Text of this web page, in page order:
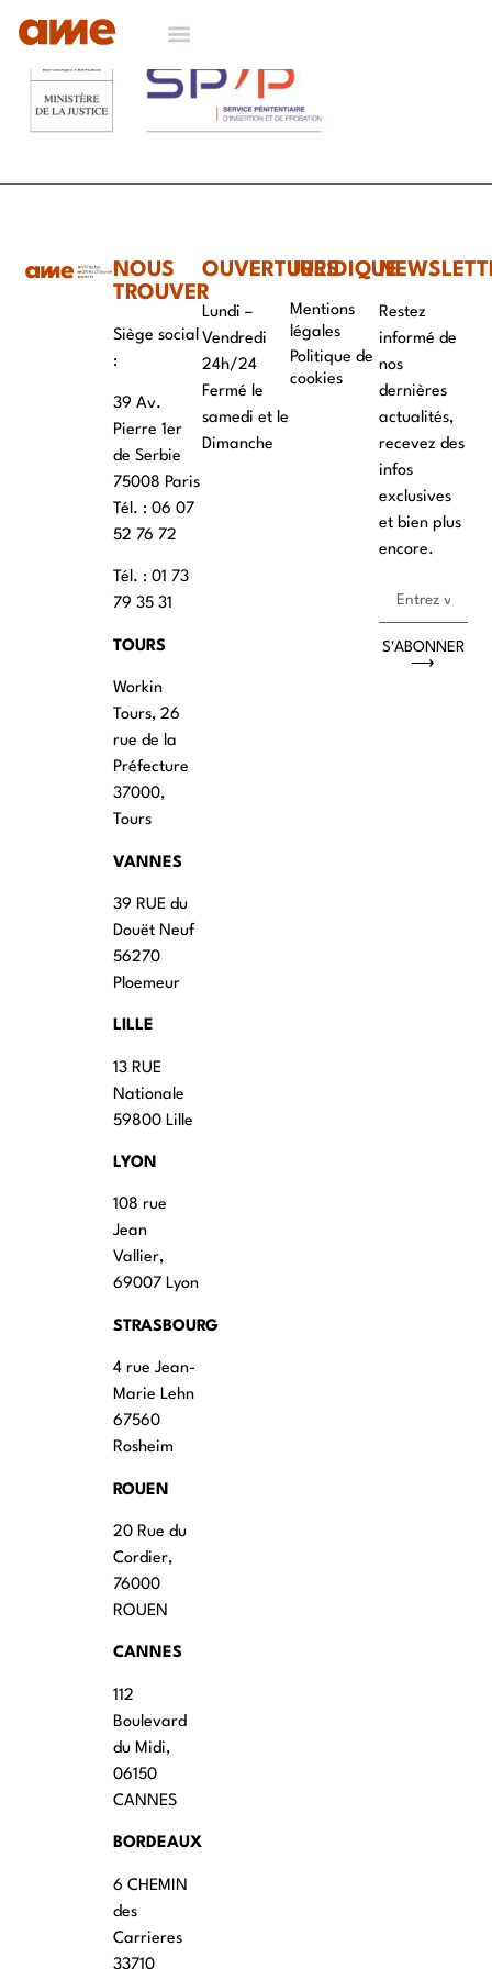
NOUS
TROUVER
Siège social
:
39 Av.
Pierre 1er
de Serbie
75008 Paris
Tél. : ‭06 07
52 76 72
Tél. : 01 73
79 35 31
TOURS
Workin
Tours, 26
rue de la
Préfecture
37000,
Tours
VANNES
39 RUE du
Douët Neuf
56270
Ploemeur
LILLE
13 RUE
Nationale
59800 Lille
LYON
108 rue
Jean
Vallier,
69007 Lyon
STRASBOURG
4 rue Jean-
Marie Lehn
67560
Rosheim
ROUEN
20 Rue du
Cordier,
76000
ROUEN
CANNES
112
Boulevard
du Midi,
06150
CANNES
BORDEAUX
6 CHEMIN
des
Carrieres
33710
OUVERTURES
Lundi –
Vendredi
24h/24
Fermé le
samedi et le
Dimanche
JURIDIQUE
Mentions
légales
Politique de
cookies
Restez
informé de
nos
dernières
actualités,
recevez des
infos
exclusives
et bien plus
encore.
S'ABONNER
⟶